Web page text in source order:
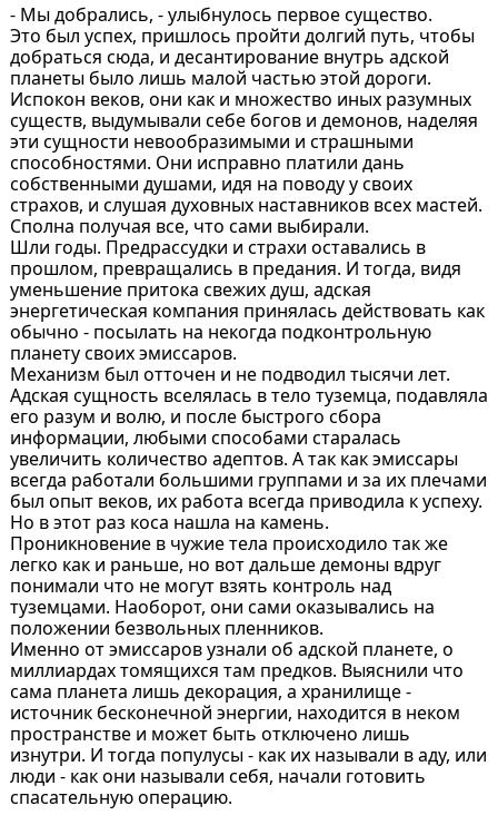
- Мы добрались, - улыбнулось первое существо.
Это был успех, пришлось пройти долгий путь, чтобы
добраться сюда, и десантирование внутрь адской
планеты было лишь малой частью этой дороги.
Испокон веков, они как и множество иных разумных
существ, выдумывали себе богов и демонов, наделяя
эти сущности невообразимыми и страшными
способностями. Они исправно платили дань
собственными душами, идя на поводу у своих
страхов, и слушая духовных наставников всех мастей.
Сполна получая все, что сами выбирали.
Шли годы. Предрассудки и страхи оставались в
прошлом, превращались в предания. И тогда, видя
уменьшение притока свежих душ, адская
энергетическая компания принялась действовать как
обычно - посылать на некогда подконтрольную
планету своих эмиссаров.
Механизм был отточен и не подводил тысячи лет.
Адская сущность вселялась в тело туземца, подавляла
его разум и волю, и после быстрого сбора
информации, любыми способами старалась
увеличить количество адептов. А так как эмиссары
всегда работали большими группами и за их плечами
был опыт веков, их работа всегда приводила к успеху.
Но в этот раз коса нашла на камень.
Проникновение в чужие тела происходило так же
легко как и раньше, но вот дальше демоны вдруг
понимали что не могут взять контроль над
туземцами. Наоборот, они сами оказывались на
положении безвольных пленников.
Именно от эмиссаров узнали об адской планете, о
миллиардах томящихся там предков. Выяснили что
сама планета лишь декорация, а хранилище -
источник бесконечной энергии, находится в неком
пространстве и может быть отключено лишь
изнутри. И тогда популусы - как их называли в аду, или
люди - как они называли себя, начали готовить
спасательную операцию.